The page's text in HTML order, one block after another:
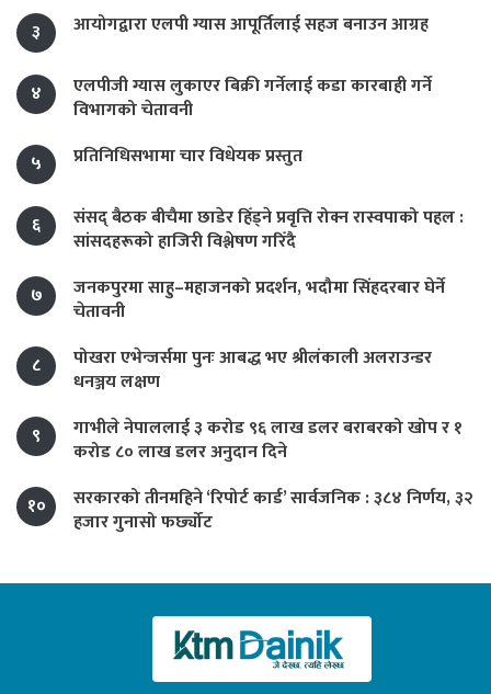
३
आयोगद्वारा एलपी ग्यास आपूर्तिलाई सहज बनाउन आग्रह
४
एलपीजी ग्यास लुकाएर बिक्री गर्नेलाई कडा कारबाही गर्ने
विभागको चेतावनी
५
प्रतिनिधिसभामा चार विधेयक प्रस्तुत
६
संसद् बैठक बीचैमा छाडेर हिँड्ने प्रवृत्ति रोक्न रास्वपाको पहल :
सांसदहरूको हाजिरी विश्लेषण गरिँदै
७
जनकपुरमा साहु–महाजनको प्रदर्शन, भदौमा सिंहदरबार घेर्ने
चेतावनी
८
पोखरा एभेन्जर्समा पुनः आबद्ध भए श्रीलंकाली अलराउन्डर
धनञ्जय लक्षण
९
गाभीले नेपाललाई ३ करोड ९६ लाख डलर बराबरको खोप र १
करोड ८० लाख डलर अनुदान दिने
१०
सरकारको तीनमहिने ‘रिपोर्ट कार्ड’ सार्वजनिक : ३८४ निर्णय, ३२
हजार गुनासो फर्छ्योट